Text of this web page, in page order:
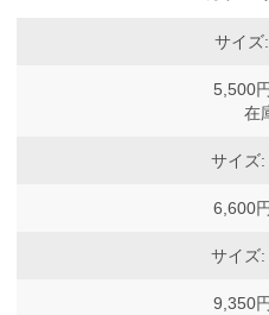
サイズ
5,500
在
サイズ:
6,600
サイズ:
9,350